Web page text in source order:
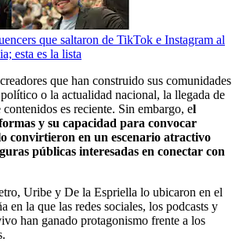
que saltaron de TikTok e Instagram al
esta es la lista
que han construido sus comunidades
o la actualidad nacional, la llegada de
es reciente. Sin embargo, el
y su capacidad para convocar
convirtieron en un escenario atractivo
públicas interesadas en conectar con
Uribe y De la Espriella lo ubicaron en el
en la que las redes sociales, los podcasts y
han ganado protagonismo frente a los